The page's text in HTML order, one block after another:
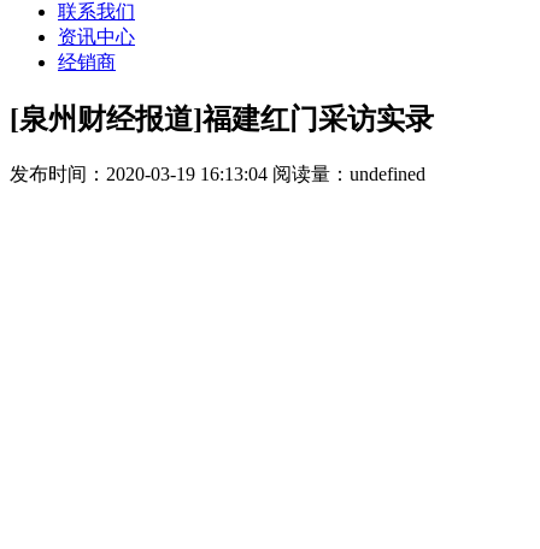
联系我们
资讯中心
经销商
[泉州财经报道]福建红门采访实录
发布时间：2020-03-19 16:13:04 阅读量： undefined